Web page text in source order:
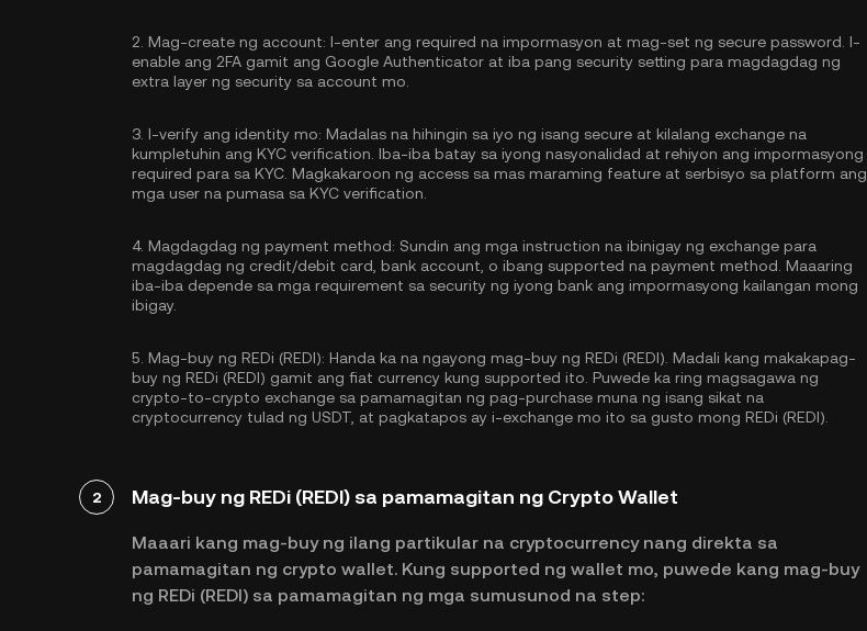
2. Mag-create ng account: I-enter ang required na impormasyon at mag-set ng secure password. I-
enable ang 2FA gamit ang Google Authenticator at iba pang security setting para magdagdag ng
extra layer ng security sa account mo.
3. I-verify ang identity mo: Madalas na hihingin sa iyo ng isang secure at kilalang exchange na
kumpletuhin ang KYC verification . Iba-iba batay sa iyong nasyonalidad at rehiyon ang impormasyong
required para sa KYC. Magkakaroon ng access sa mas maraming feature at serbisyo sa platform ang
mga user na pumasa sa KYC verification.
4. Magdagdag ng payment method: Sundin ang mga instruction na ibinigay ng exchange para
magdagdag ng credit/debit card, bank account, o ibang supported na payment method. Maaaring
iba-iba depende sa mga requirement sa security ng iyong bank ang impormasyong kailangan mong
ibigay.
5. Mag-buy ng REDi (REDI): Handa ka na ngayong mag-buy ng REDi (REDI). Madali kang makakapag-
buy ng REDi (REDI) gamit ang fiat currency kung supported ito. Puwede ka ring magsagawa ng
crypto-to-crypto exchange sa pamamagitan ng pag-purchase muna ng isang sikat na
cryptocurrency tulad ng USDT , at pagkatapos ay i-exchange mo ito sa gusto mong REDi (REDI).
2 Mag-buy ng REDi (REDI) sa pamamagitan ng Crypto Wallet
Maaari kang mag-buy ng ilang partikular na cryptocurrency nang direkta sa
pamamagitan ng crypto wallet. Kung supported ng wallet mo, puwede kang mag-buy
ng REDi (REDI) sa pamamagitan ng mga sumusunod na step: